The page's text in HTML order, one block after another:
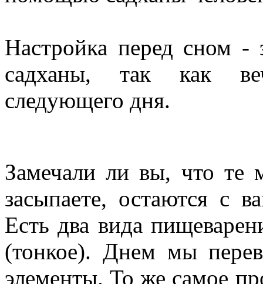
Настройка перед сном -
садханы, так как
следующего дня.
Замечали ли вы, что
засыпаете, остаются с
Есть два вида
(тонкое). Днем мы
элементы.То же самое